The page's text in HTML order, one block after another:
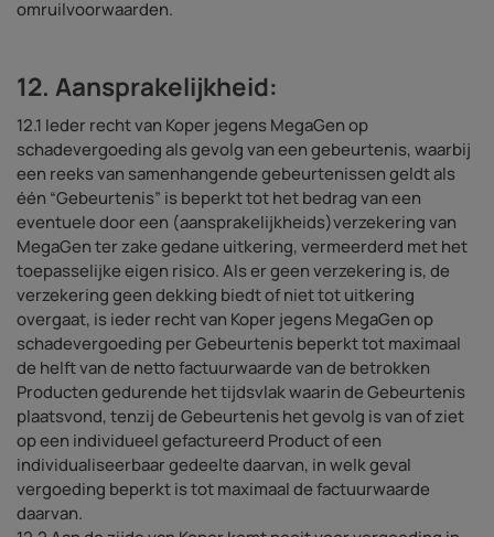
omruilvoorwaarden.
12. Aansprakelijkheid:
12.1 Ieder recht van Koper jegens MegaGen op
schadevergoeding als gevolg van een gebeurtenis, waarbij
een reeks van samenhangende gebeurtenissen geldt als
één “Gebeurtenis” is beperkt tot het bedrag van een
eventuele door een (aansprakelijkheids)verzekering van
MegaGen ter zake gedane uitkering, vermeerderd met het
toepasselijke eigen risico. Als er geen verzekering is, de
verzekering geen dekking biedt of niet tot uitkering
overgaat, is ieder recht van Koper jegens MegaGen op
schadevergoeding per Gebeurtenis beperkt tot maximaal
de helft van de netto factuurwaarde van de betrokken
Producten gedurende het tijdsvlak waarin de Gebeurtenis
plaatsvond, tenzij de Gebeurtenis het gevolg is van of ziet
op een individueel gefactureerd Product of een
individualiseerbaar gedeelte daarvan, in welk geval
vergoeding beperkt is tot maximaal de factuurwaarde
daarvan.